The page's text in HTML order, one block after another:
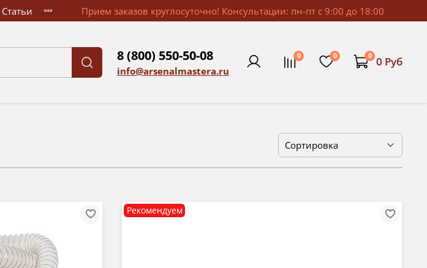
Статьи Прием заказов круглосуточно! Консультации: пн-пт с 9:00 до 18:00
8 (800) 550-50-08
info@arsenalmastera.ru
0 0 0 0 Руб
Рекомендуем